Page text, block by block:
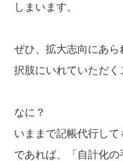
しまいます。
ぜひ、拡大志向にあ
択肢にいれていただく
なに？
いままで記帳代行し
であれば、「自計化